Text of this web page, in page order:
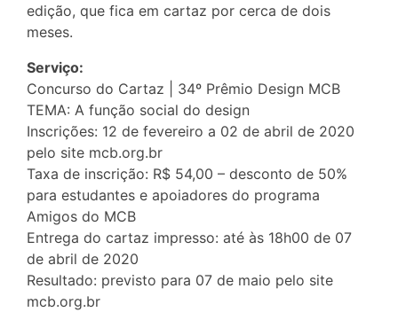
edição, que fica em cartaz por cerca de dois
meses.
Serviço:
Concurso do Cartaz | 34º Prêmio Design MCB
TEMA: A função social do design
Inscrições: 12 de fevereiro a 02 de abril de 2020
pelo site mcb.org.br
Taxa de inscrição: R$ 54,00 – desconto de 50%
para estudantes e apoiadores do programa
Amigos do MCB
Entrega do cartaz impresso: até às 18h00 de 07
de abril de 2020
Resultado: previsto para 07 de maio pelo site
mcb.org.br